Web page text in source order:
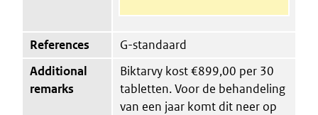
References
G-standaard
Additional
remarks
Biktarvy kost €899,00 per 30
tabletten. Voor de behandeling
van een jaar komt dit neer op